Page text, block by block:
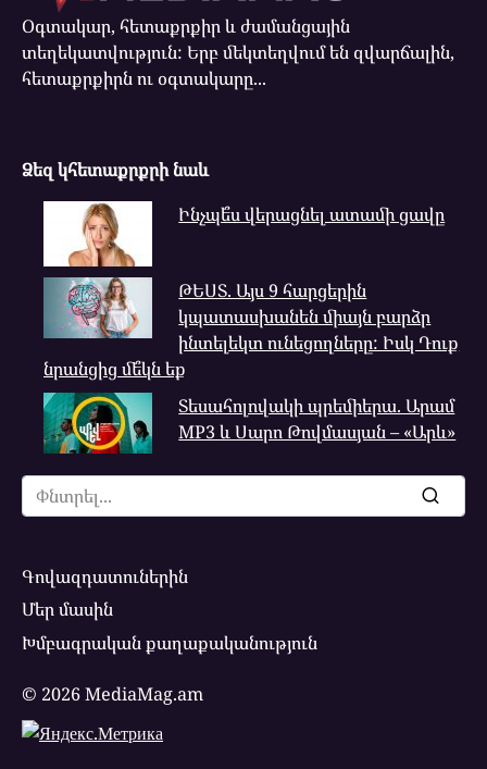
Օգտակար, հետաքրքիր և ժամանցային
տեղեկատվություն: Երբ մեկտեղվում են զվարճալին,
հետաքրքիրն ու օգտակարը...
Ձեզ կհետաքրքրի նաև
Ինչպե՞ս վերացնել ատամի ցավը
ԹԵՍՏ. Այս 9 հարցերին
կպատասխանեն միայն բարձր
ինտելեկտ ունեցողները: Իսկ Դուք
նրանցից մե՞կն եք
Տեսահոլովակի պրեմիերա. Արամ
MP3 և Սարո Թովմասյան – «Արև»
Search
for:
Գովազդատուներին
Մեր մասին
Խմբագրական քաղաքականություն
© 2026 MediaMag.am